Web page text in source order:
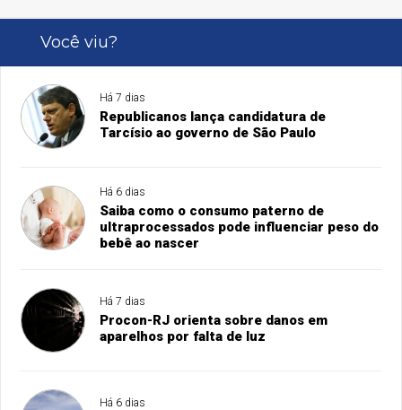
Você viu?
Há 7 dias
Republicanos lança candidatura de
Tarcísio ao governo de São Paulo
Há 6 dias
Saiba como o consumo paterno de
ultraprocessados pode influenciar peso do
bebê ao nascer
Há 7 dias
Procon-RJ orienta sobre danos em
aparelhos por falta de luz
Há 6 dias